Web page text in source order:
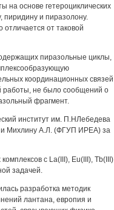
на основе гетероциклических
пиридину и пиразолону.
от таковой
пиразольные циклы,
координационных связей
работы, не было сообщений о
фрагмент.
институт им. П.НЛебедева
и Михлину А.Л. (ФГУП ИРЕА) за
с La(III), Eu(III), Tb(III)
задачей.
разработка методик
лантана, европия и